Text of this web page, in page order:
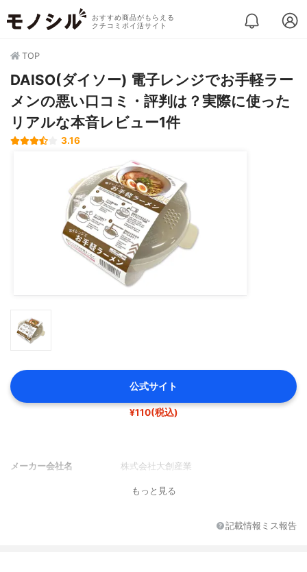
おすすめ商品がもらえる
クチコミポイ活サイト
TOP
DAISO(ダイソー) 電子レンジでお手軽ラー
メンの悪い口コミ・評判は？実際に使った
リアルな本音レビュー1件
3.16
公式サイト
¥110(税込)
メーカー会社名 株式会社大創産業
もっと見る
記載情報ミス報告